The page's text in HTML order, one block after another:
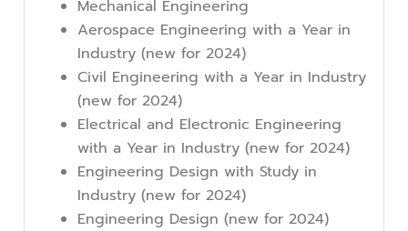
Mechanical Engineering
Aerospace Engineering with a Year in
Industry (new for 2024)
Civil Engineering with a Year in Industry
(new for 2024)
Electrical and Electronic Engineering
with a Year in Industry (new for 2024)
Engineering Design with Study in
Industry (new for 2024)
Engineering Design (new for 2024)